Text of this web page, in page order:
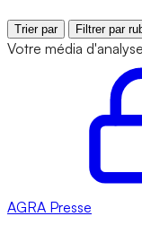
Trier par Filtrer par
Votre média
AGRA Presse